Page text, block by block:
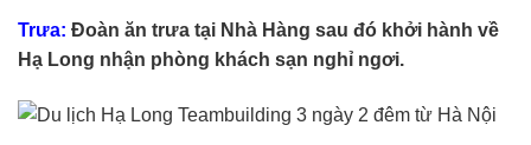
Trưa: Đoàn ăn trưa tại Nhà Hàng sau đó khởi hành về
Hạ Long nhận phòng khách sạn nghỉ ngơi.